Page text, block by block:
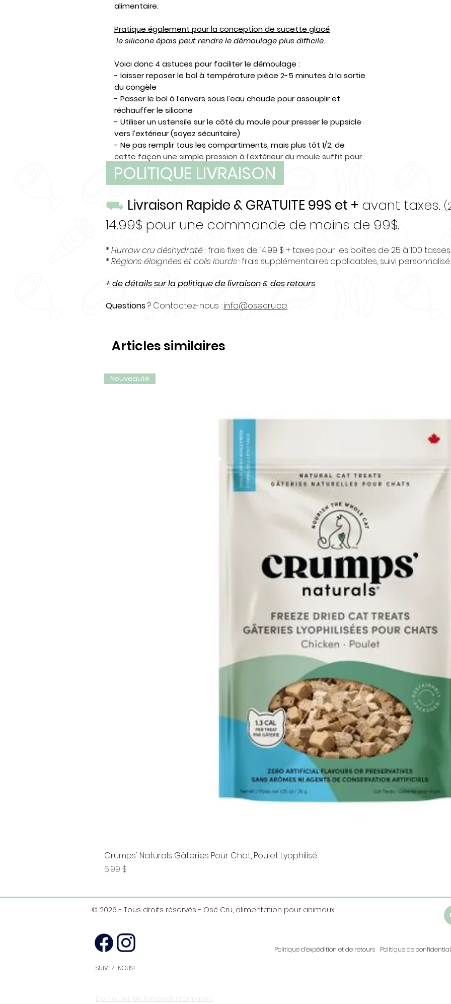
alimentaire.
Pratique également pour la conception de sucette glacé
le silicone épais peut rendre le démoulage plus difficile.
Voici donc 4 astuces pour faciliter le démoulage :
- laisser reposer le bol à température pièce 2-5 minutes à la sortie
du congèle
- Passer le bol à l’envers sous l’eau chaude pour assouplir et
réchauffer le silicone
- Utiliser un ustensile sur le côté du moule pour presser le pupsicle
vers l’extérieur (soyez sécuritaire)
- Ne pas remplir tous les compartiments, mais plus tôt 1/2, de
cette façon une simple pression à l’extérieur du moule suffit pour
le démouler.
POLITIQUE LIVRAISON
⛟ Livraison Rapide & GRATUITE 99$ et + avant taxes.
14.99$ pour une commande de moins de 99$.
*Hurraw cru déshydraté :frais fixes de 14,99 $ + taxes pour les boîtes de 25 à 100 tasses.
*Régions éloignées et colis lourds : frais supplémentaires applicables, suivi personnalisé.
+ de détails sur la politique de livraison & des retours
Questions? Contactez-nous : info@osecru.ca.
Articles similaires
Aperçu rapide
Nouveauté
Crumps' Naturals Gâteries Pour Chat, Poulet Lyophilisé
Prix
6,99 $
© 2026 - Tous droits réservés - Osé Cru, alimentation pour animaux
Politique d’expédition et de retours Politique de
SUIVEZ-NOUS!
Do Not Sell My Personal Information